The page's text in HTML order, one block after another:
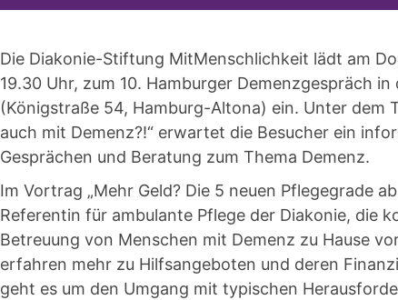
Die Diakonie-Stiftung MitMenschlichkeit lädt am
19.30 Uhr, zum 10. Hamburger Demenzgespräch
(Königstraße 54, Hamburg-Altona) ein. Unter dem
auch mit Demenz?!“ erwartet die Besucher ein
Gesprächen und Beratung zum Thema Demenz.
Im Vortrag „Mehr Geld? Die 5 neuen Pflegegrade
Referentin für ambulante Pflege der Diakonie, die
Betreuung von Menschen mit Demenz zu Hause
erfahren mehr zu Hilfsangeboten und deren
geht es um den Umgang mit typischen